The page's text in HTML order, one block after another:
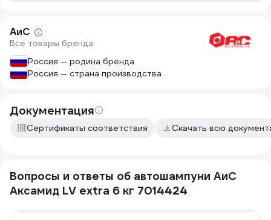
АиС
Все товары бренда
Россия — родина бренда
Россия — страна производства
Документация
Сертификаты соответствия Скачать всю
Вопросы и ответы об автошампуни АиС
Аксамид LV extra 6 кг 7014424